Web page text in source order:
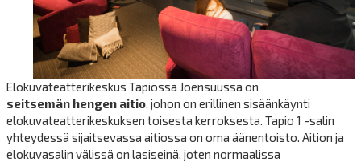
Elokuvateatterikeskus Tapiossa Joensuussa on
seitsemänhengen aitio, johon on erillinen sisäänkäynti
elokuvateatterikeskuksen toisesta kerroksesta. Tapio 1 -salin
yhteydessä sijaitsevassa aitiossa on oma äänentoisto. Aition ja
elokuvasalin välissä on lasiseinä, joten normaalissa